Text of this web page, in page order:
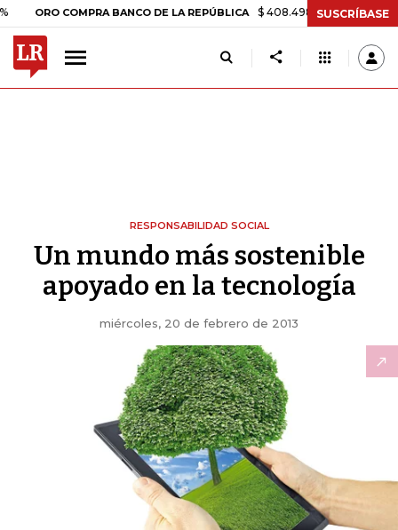
ORO COMPRA BANCO DE LA REPÚBLICA $ 408.498,97 +$ 8.753,81
SUSCRÍBASE
RESPONSABILIDAD SOCIAL
Un mundo más sostenible
apoyado en la tecnología
miércoles, 20 de febrero de 2013